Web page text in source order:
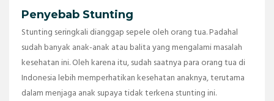
Penyebab Stunting
Stunting seringkali dianggap sepele oleh orang tua. Padahal
sudah banyak anak-anak atau balita yang mengalami masalah
kesehatan ini. Oleh karena itu, sudah saatnya para orang tua di
Indonesia lebih memperhatikan kesehatan anaknya, terutama
dalam menjaga anak supaya tidak terkena stunting ini.